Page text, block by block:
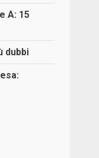
A: 15
dubbi